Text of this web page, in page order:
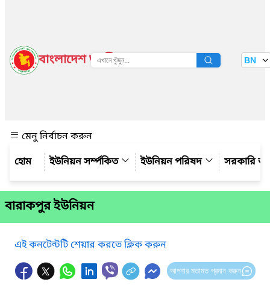
বাংলাদেশ জাতীয় তথ্য বাতায়ন BN
মেনু নির্বাচন করুন
ইউনিয়ন সর্ম্পকিত
ইউনিয়ন পরিষদ সরকারি
বারাকপুর ইউনিয়ন
এই কনটেন্টটি শেয়ার করতে ক্লিক করুন
আপনার মতামত প্রদান করুন